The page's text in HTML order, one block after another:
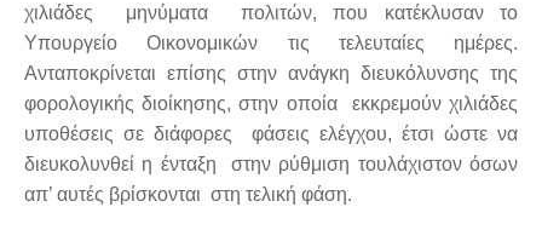
χιλιάδες μηνύματα πολιτών, που κατέκλυσαν το
Υπουργείο Οικονομικών τις τελευταίες ημέρες.
Ανταποκρίνεται επίσης στην ανάγκη διευκόλυνσης της
φορολογικής διοίκησης, στην οποία εκκρεμούν χιλιάδες
υποθέσεις σε διάφορες φάσεις ελέγχου, έτσι ώστε να
διευκολυνθεί η ένταξη στην ρύθμιση τουλάχιστον όσων
απ’ αυτές βρίσκονται στη τελική φάση.